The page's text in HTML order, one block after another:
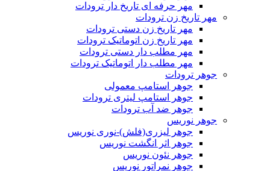
مهر حرفه ای تاریخ دار ترودات
مهر تاریخ زن ترودات
مهر تاریخ زن دستی ترودات
مهر تاریخ زن اتوماتیک ترودات
مهر مطلب دار دستی ترودات
مهر مطلب دار اتوماتیک ترودات
جوهر ترودات
جوهر استامپ معمولی
جوهر استامپ لیتری ترودات
جوهر ضد آب ترودات
جوهر نوریس
جوهر لیزری(فلش)-نوری نوریس
جوهر اثر انگشت نوریس
جوهر نئون نوریس
جوهر نمراتور نوریس